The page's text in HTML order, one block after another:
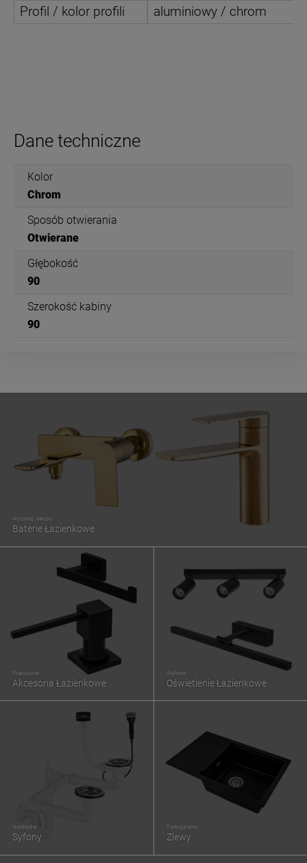
Profil / kolor profili aluminiowy / chrom
Dane techniczne
Kolor
Chrom
Sposób otwierania
Otwierane
Głębokość
90
Szerokość kabiny
90
Wysokiej Jakości
Baterie Łazienkowe
Praktyczne
Akcesoria Łazienkowe
Stylowe
Oświetlenie Łazienkowe
Niezbędne
Syfony
Funkcjonalne
Zlewy